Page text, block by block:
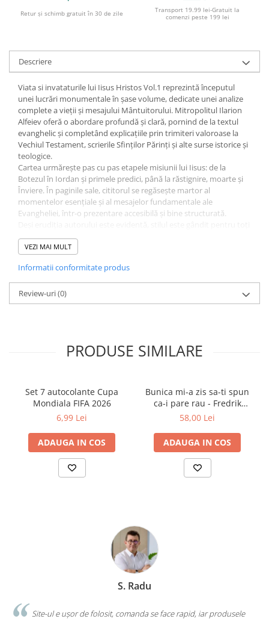
Cărți pentru copii
Cărți de colorat
Cărți ilustrate și interactive
Povești și ficțiune pentru copii
Enciclopedii și atlase pentru copii
Materiale educaționale
Benzi desenate
Hobby și activități pentru copii
Educație și carte școlară
Metoda Montessori
Culegeri și materiale auxiliare
Bibliografie școlară
Bibliografie didactică
Pregătire pentru admitere
Clasici români și universali
contemporană
Thriller și mister
Young adult
Science-fiction și fantasy
Ficțiune erotică
Ficțiune mitologică și istorică
Romane de dragoste
Dezvoltare personală și non-
Psihologie și dezvoltare personală
Sănătate și stil de viață
Retur și schimb gratuit în 30 de zile
Transport 19.99 lei-Gratuit la
comenzi peste 199 lei
Descriere
Viata si invataturile lui Iisus Hristos Vol.1 reprezintă începutul
unei lucrări monumentale în șase volume, dedicate unei analize
complete a vieții și mesajului Mântuitorului. Mitropolitul Ilarion
Alfeiev oferă o abordare profundă și clară, pornind de la textul
evanghelic și completând explicațiile prin trimiteri valoroase la
Vechiul Testament, scrierile Sfinților Părinți și alte surse istorice și
teologice.
Cartea urmărește pas cu pas etapele misiunii lui Iisus: de la
Botezul în Iordan și primele predici, până la răstignire, moarte și
Înviere. În paginile sale, cititorul se regăsește martor al
momentelor esențiale și al mesajelor fundamentale ale
Evangheliei, într-o prezentare accesibilă și bine structurată.
cititorii – de la cei cu pregătire teologică, până la cei aflați în
căutarea adevărului sau în procesul de înțelegere a rolului lui Iisus
celor care se îndoiesc sau explorează credința, oferind lor repere,
explicații și o perspectivă echilibrată asupra textelor biblice.
O carte care îmbină rigoarea academică cu sensibilitatea
duhovnicească, invitându-te să redescoperi Evanghelia pas cu
VEZI MAI MULT
Informatii conformitate produs
Review-uri(0)
PRODUSE SIMILARE
Set 7 autocolante Cupa
Mondiala FIFA 2026
6,99 Lei
ADAUGA IN COS
Bunica mi-a zis sa-ti spun
ca-i pare rau - Fredrik
Backman
58,00 Lei
ADAUGA IN COS
S. Radu
Site-ul e ușor de folosit, comanda se face rapid, iar produsele